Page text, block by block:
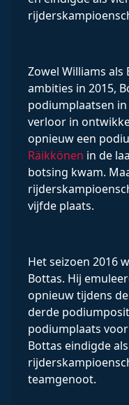
Zowel Williams
ambities in 2015,
podiumplaatsen in
verloor in
opnieuw een
Räikkönen in de
botsing kwam.
vijfde plaats.
Het seizoen 2016
Bottas. Hij
opnieuw tijdens
derde
podiumplaats
Bottas eindigde
teamgenoot.